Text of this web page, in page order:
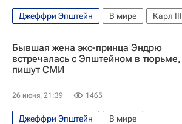
Джеффри Эпштейн В мире
Карл III
Экс-принц Эндрю
Бывшая жена экс-принца Эндрю
встречалась с Эпштейном в тюрьме,
пишут СМИ
26 июня, 21:39 1465
Джеффри Эпштейн
В мире